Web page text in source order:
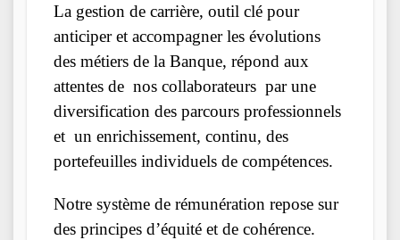
La gestion de carrière, outil clé pour
anticiper et accompagner les évolutions
des métiers de la Banque, répond aux
attentes de nos collaborateurs par une
diversification des parcours professionnels
et un enrichissement, continu, des
portefeuilles individuels de compétences.
Notre système de rémunération repose sur
des principes d’équité et de cohérence.